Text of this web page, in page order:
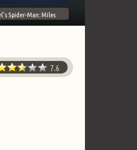
Spider-Man: Miles
7.6